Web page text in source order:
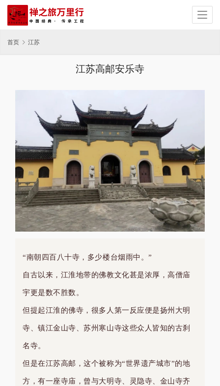
首页 江苏
江苏高邮安乐寺
“南朝四百八十寺，多少楼台烟雨中。”
自古以来，江淮地带的佛教文化甚是浓厚，高僧庙
宇更是数不胜数。
但提起江淮的佛寺，很多人第一反应便是扬州大明
寺、镇江金山寺、苏州寒山寺这些众人皆知的古刹
名寺。
但是在江苏高邮，这个被称为“世界遗产城市”的地
方，有一座寺庙，曾与大明寺、灵隐寺、金山寺齐